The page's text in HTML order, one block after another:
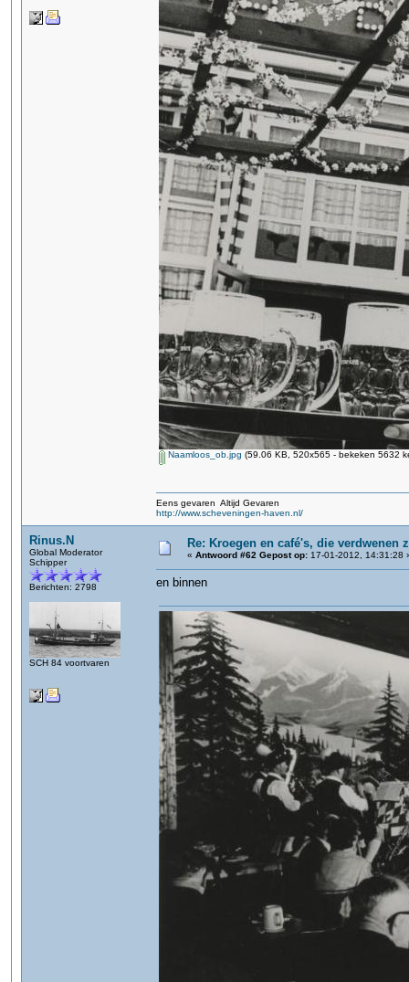
Naamloos_ob.jpg (59.06 KB, 520x565 - bekeken 5632
Eens gevaren Altijd Gevaren
http://www.scheveningen-haven.nl/
Rinus.N
Global Moderator
Schipper
Berichten: 2798
SCH 84 voortvaren
Re: Kroegen en café's, die verdwenen
« Antwoord #62 Gepost op: 17-01-2012, 14:31:28
en binnen